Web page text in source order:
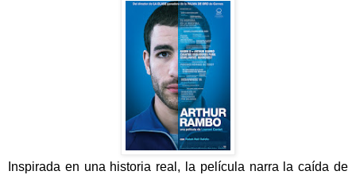
Inspirada en una historia real, la película narra la caída de